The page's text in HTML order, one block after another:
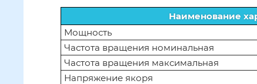
Наименование
Мощность
Частота вращения номинальная
Частота вращения максимальная
Напряжение якоря